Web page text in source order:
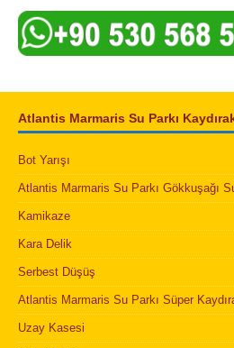
Atlantis Marmaris Su Parkı
Bot Yarışı
Atlantis Marmaris Su Parkı Gökkuşağı
Kamikaze
Kara Delik
Serbest Düşüş
Atlantis Marmaris Su Parkı Süper
Uzay Kasesi